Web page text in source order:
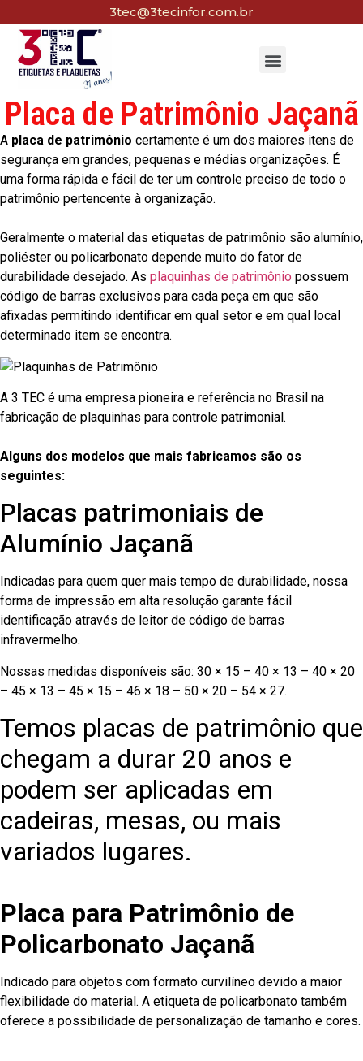
3tec@3tecinfor.com.br
Placa de Patrimônio Jaçanã
A placa de patrimônio certamente é um dos maiores itens de
segurança em grandes, pequenas e médias organizações. É
uma forma rápida e fácil de ter um controle preciso de todo o
patrimônio pertencente à organização.
Geralmente o material das etiquetas de patrimônio são alumínio,
poliéster ou policarbonato depende muito do fator de
durabilidade desejado. As plaquinhas de patrimônio possuem
código de barras exclusivos para cada peça em que são
afixadas permitindo identificar em qual setor e em qual local
determinado item se encontra.
A 3 TEC é uma empresa pioneira e referência no Brasil na
fabricação de plaquinhas para controle patrimonial.
Alguns dos modelos que mais fabricamos são os
seguintes:
Placas patrimoniais de
Alumínio Jaçanã
Indicadas para quem quer mais tempo de durabilidade, nossa
forma de impressão em alta resolução garante fácil
identificação através de leitor de código de barras
infravermelho.
Nossas medidas disponíveis são: 30 × 15 – 40 × 13 – 40 × 20
– 45 × 13 – 45 × 15 – 46 × 18 – 50 × 20 – 54 × 27.
Temos placas de patrimônio que
chegam a durar 20 anos e
podem ser aplicadas em
cadeiras, mesas, ou mais
variados lugares.
Placa para Patrimônio de
Policarbonato Jaçanã
Indicado para objetos com formato curvilíneo devido a maior
flexibilidade do material. A etiqueta de policarbonato também
oferece a possibilidade de personalização de tamanho e cores.